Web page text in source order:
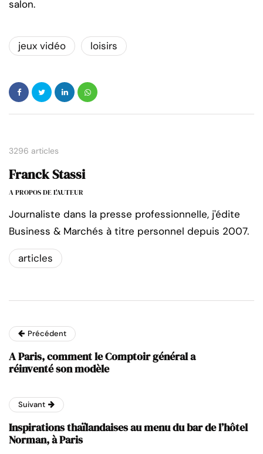
salon.
jeux vidéo loisirs
3296 articles
Franck Stassi
A PROPOS DE L'AUTEUR
Journaliste dans la presse professionnelle, j'édite
Business & Marchés à titre personnel depuis 2007.
articles
Précédent
A Paris, comment le Comptoir général a
réinventé son modèle
Suivant
Inspirations thaïlandaises au menu du bar de l’hôtel
Norman, à Paris